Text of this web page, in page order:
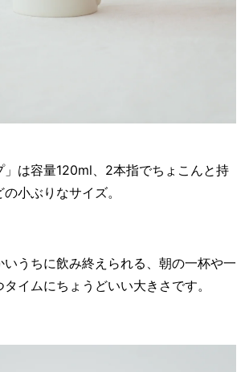
」は容量120ml、2本指でちょこんと持
小ぶりなサイズ。
いうちに飲み終えられる、朝の一杯や一
イムにちょうどいい大きさです。